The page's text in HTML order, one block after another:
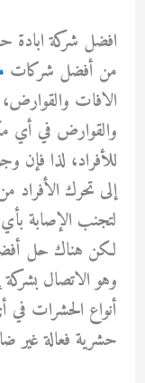
افضل شركة ابادة
من أفضل شركات
الافات
والقوارض في أي
للأفراد، لذا فإن
إلى تحرك الأفراد
لتجنب الإصابة
لكن هناك حل
وهو الاتصال
أنواع الحشرات في
حشرية فعالة غير